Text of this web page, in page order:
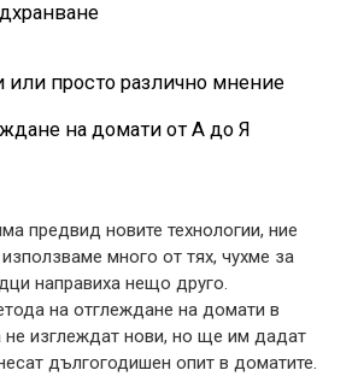
или просто различно мнение
на домати от А до Я
предвид новите технологии, ние
много от тях, чухме за
направиха нещо друго.
на отглеждане на домати в
изглеждат нови, но ще им дадат
дългогодишен опит в доматите.